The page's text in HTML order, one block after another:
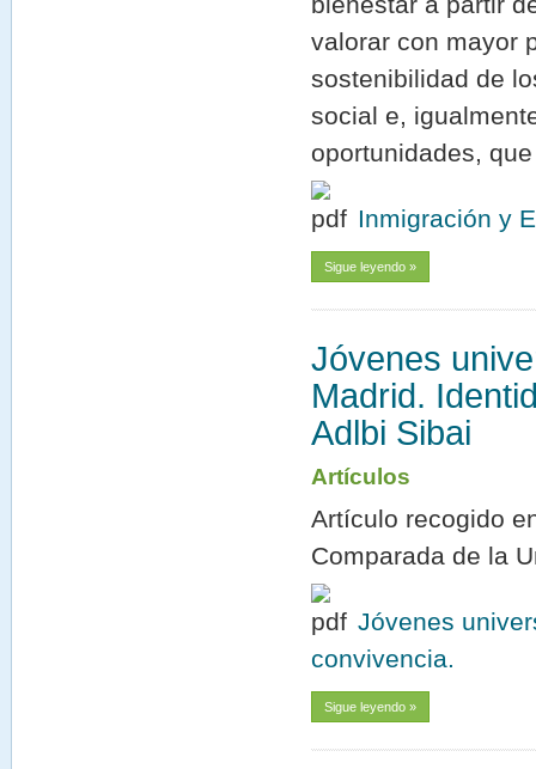
valorar con mayor
sostenibilidad de
social e,
oportunidades,
Inmigración y
Sigue leyendo »
Jóvenes
Madrid.
Adlbi Sibai
Artículos
Artículo recogido
Comparada de la
Jóvenes
convivencia.
Sigue leyendo »